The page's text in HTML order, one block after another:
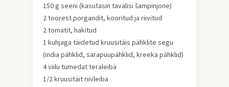
150 g seeni (kasutasin tavalisi šampinjone)
2 toorest porgandit, kooritud ja riivitud
2 tomatit, hakitud
1 kuhjaga täidetud kruusitäis pähklite segu
(india pähklid, sarapuupähklid, kreeka pähklid)
4 viilu tumedat teraleiba
1/2 kruusitäit riivleiba